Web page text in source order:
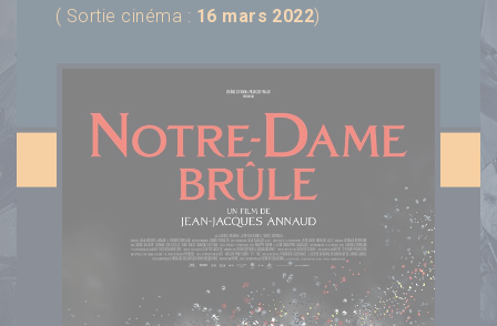
( Sortie cinéma : 16 mars 2022)